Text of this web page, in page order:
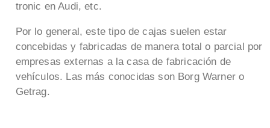
tronic en Audi, etc.
Por lo general, este tipo de cajas suelen estar
concebidas y fabricadas de manera total o parcial por
empresas externas a la casa de fabricación de
vehículos. Las más conocidas son Borg Warner o
Getrag.